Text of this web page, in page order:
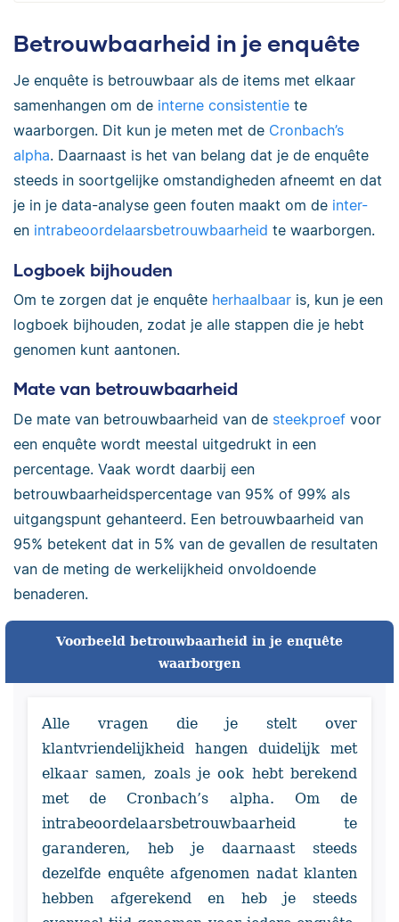
Betrouwbaarheid in je enquête
Je enquête is betrouwbaar als de items met elkaar
samenhangen om de interne consistentie te
waarborgen. Dit kun je meten met de Cronbach’s
alpha. Daarnaast is het van belang dat je de enquête
steeds in soortgelijke omstandigheden afneemt en dat
je in je data-analyse geen fouten maakt om de inter-
en intrabeoordelaarsbetrouwbaarheid te waarborgen.
Logboek bijhouden
Om te zorgen dat je enquête herhaalbaar is, kun je een
logboek bijhouden, zodat je alle stappen die je hebt
genomen kunt aantonen.
Mate van betrouwbaarheid
De mate van betrouwbaarheid van de steekproef voor
een enquête wordt meestal uitgedrukt in een
percentage. Vaak wordt daarbij een
betrouwbaarheidspercentage van 95% of 99% als
uitgangspunt gehanteerd. Een betrouwbaarheid van
95% betekent dat in 5% van de gevallen de resultaten
van de meting de werkelijkheid onvoldoende
benaderen.
Voorbeeld betrouwbaarheid in je enquête
waarborgen
Alle vragen die je stelt over
klantvriendelijkheid hangen duidelijk met
elkaar samen, zoals je ook hebt berekend
met de Cronbach’s alpha. Om de
intrabeoordelaarsbetrouwbaarheid te
garanderen, heb je daarnaast steeds
dezelfde enquête afgenomen nadat klanten
hebben afgerekend en heb je steeds